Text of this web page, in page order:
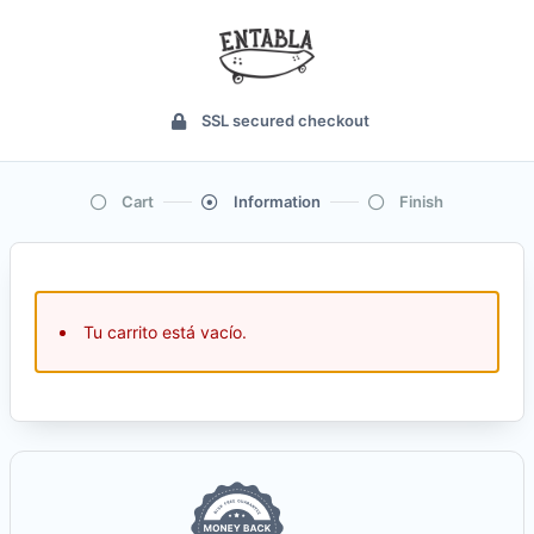
SSL secured checkout
Cart Information Finish
Tu carrito está vacío.